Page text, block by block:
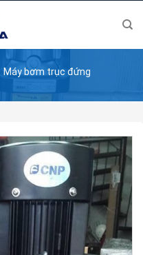
Máy bơm trục đứng